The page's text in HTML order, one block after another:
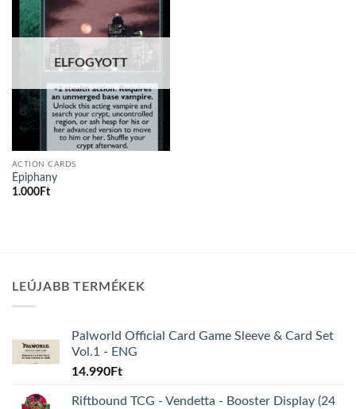
wishlist
ELFOGYOTT
ACTION CARDS
Epiphany
1.000Ft
LEÚJABB TERMÉKEK
Palworld Official Card Game Sleeve & Card Set
Vol.1 - ENG
14.990Ft
Riftbound TCG - Vendetta - Booster Display (24